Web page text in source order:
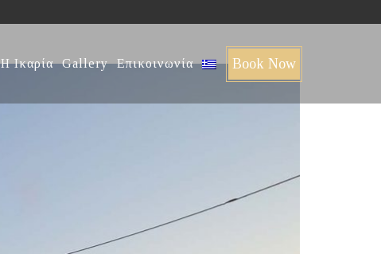
Book Now
Η Ικαρία Gallery Επικοινωνία